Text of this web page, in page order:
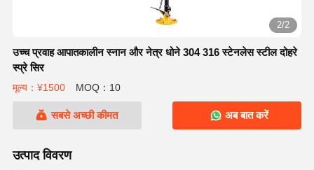
2/2
उच्च प्रवाह आपातकालीन स्नान और नेत्र धोने 304 316 स्टेनलेस स्टील दोहरे
स्प्रे सिर
मूल्य：¥1500 MOQ：10
सबसे अच्छी कीमत अब बात करें
उत्पाद विवरण